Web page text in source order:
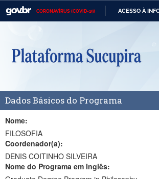
CORONAVÍRUS (COVID-19) ACESSO À
Casa Civil
Ministério da Defesa
Ministério da Economia
Ministério da Infraestrutura
Ministério da Educação
Dados Básicos do Programa
Nome:
FILOSOFIA
Coordenador(a):
DENIS COITINHO SILVEIRA
Nome do Programa em Inglês: